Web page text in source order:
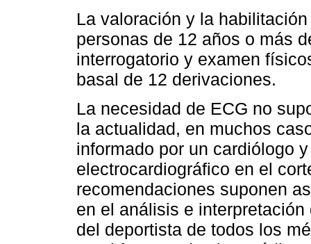
La valoración y la
personas de 12 años o más
interrogatorio y examen
basal de 12 derivaciones.
La necesidad de ECG no
la actualidad, en muchos
informado por un cardiólogo
electrocardiográfico en el
recomendaciones suponen
en el análisis e
del deportista de todos los